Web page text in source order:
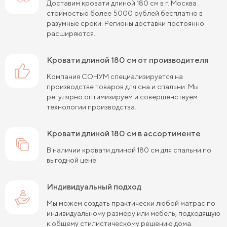
Кровати шириной 140 см Кровати шириной 160 см
Высокие кровати Низкие кровати
Кровати длиной 190 см
Кровати длиной 200 см
Кровати 90х180 см
Большие кровати Кровати 80х190 см
Кровати 90х190 см Кровати 120х190 см
Кровати 140х190 см Кровати 160х190 см
Кровати 180х190 см Кровати 200х190 см
Доставим кровати длиной 180 см в г. Москва
стоимостью более 5000 рублей бесплатно в
разумные сроки. Регионы доставки постоянно
расширяются.
кровати длиной 180 см от производителя
Компания СОНУМ специализируется на
производстве товаров для сна и спальни. Мы
регулярно оптимизируем и совершенствуем
технологии производства.
кровати длиной 180 см в ассортименте
В наличии кровати длиной 180 см для спальни по
выгодной цене.
Индивидуальный подход
Мы можем создать практически любой матрас по
индивидуальному размеру или мебель, подходящую
к общему стилистическому решению дома.